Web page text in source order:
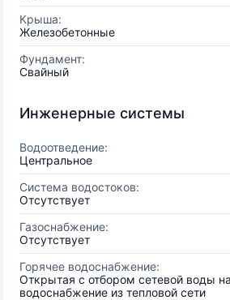
Крыша:
Железобетонные
Фундамент:
Свайный
Инженерные системы
Водоотведение:
Центральное
Система водостоков:
Отсутствует
Газоснабжение:
Отсутствует
Горячее водоснабжение:
Открытая с отбором сетевой воды
водоснабжение из тепловой сети